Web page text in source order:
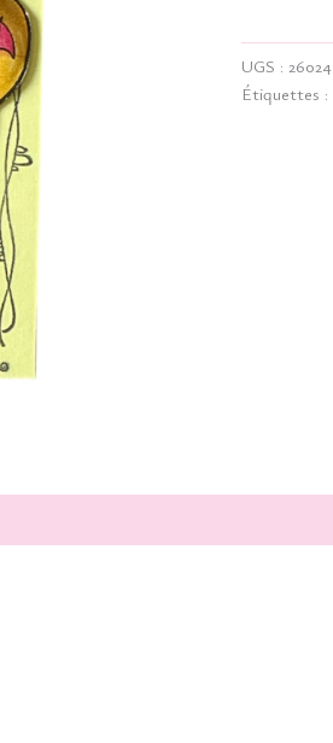
J'veux
du
soleil
UGS : 26024
Étiquettes :